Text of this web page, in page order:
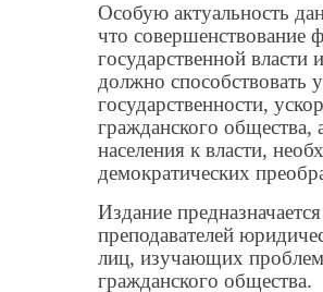
Особую актуальность
что совершенствование
государственной власти
должно способствовать
государственности,
гражданского
населения к власти,
демократических
Издание
преподавателей
лиц, изучающих
гражданского общества.